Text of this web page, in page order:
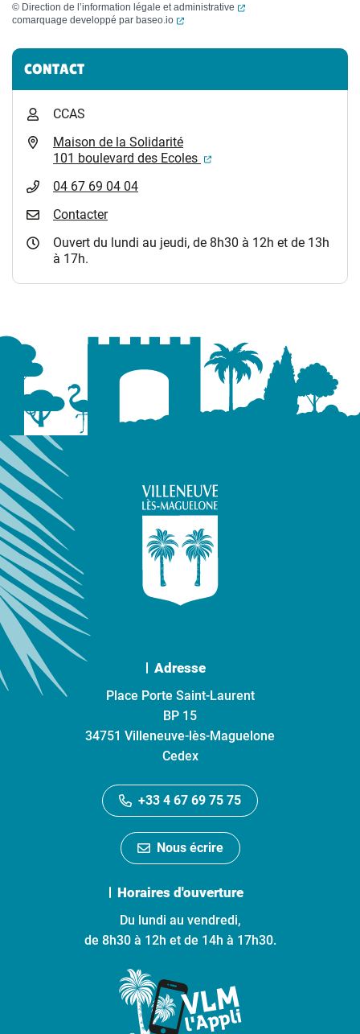
© Direction de l’information légale et administrative
(ouverture dans un
comarquage developpé par baseo.io (ouverture dans un nouvel onglet)
Informations complémentaires
CONTACT
CCAS
Maison de la Solidarité
101 boulevard des Ecoles
(ouverture dans un
04 67 69 04 04
Contacter
Ouvert du lundi au jeudi, de 8h30 à 12h et de 13h
à 17h.
Adresse
Place Porte Saint-Laurent
BP 15
34751 Villeneuve-lès-Maguelone
Cedex
+33 4 67 69 75 75
Nous écrire
Horaires d'ouverture
Du lundi au vendredi,
de 8h30 à 12h et de 14h à 17h30.